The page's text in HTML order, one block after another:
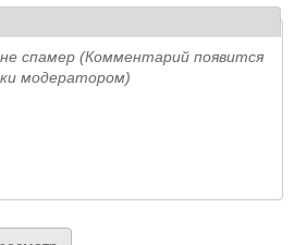
спамер (Комментарий появится
модератором)